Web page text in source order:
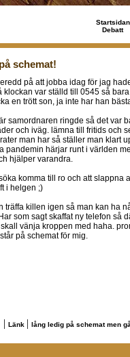
Startsidan
Debatt
schemat!
på att jobba idag för jag
klockan var ställd till 0545 så
en trött son, ja inte har han
samordnaren ringde så det var
och iväg. lämna till fritids och
man har så ställer man klart
pandemin härjar runt i världen
hjälper varandra.
komma till ro och att slappna
i helgen ;)
träffa killen igen så man kan ha
som sagt skaffat ny telefon så
vänja kroppen med haha.
på schemat för mig.
| Länk | lång ledig på schemat men